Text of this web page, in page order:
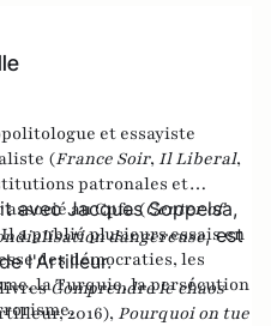
et essayiste
(France Soir, Il Liberal,
patronales et
au Cpfa (Center of
a publié plusieurs essais en
des démocraties, les
la Turquie, la persécution
avec Jacques Soppelsa,
dangereuse, est
l'Artilleur.
livresComprendre le chaos
2016), Pourquoi on tue